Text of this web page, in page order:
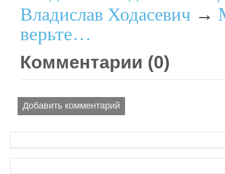
Владислав Ходасевич →
верьте…
Комментарии (0)
Добавить комментарий